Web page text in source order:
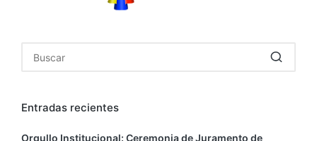
Entradas recientes
Orgullo Institucional: Ceremonia de Juramento de